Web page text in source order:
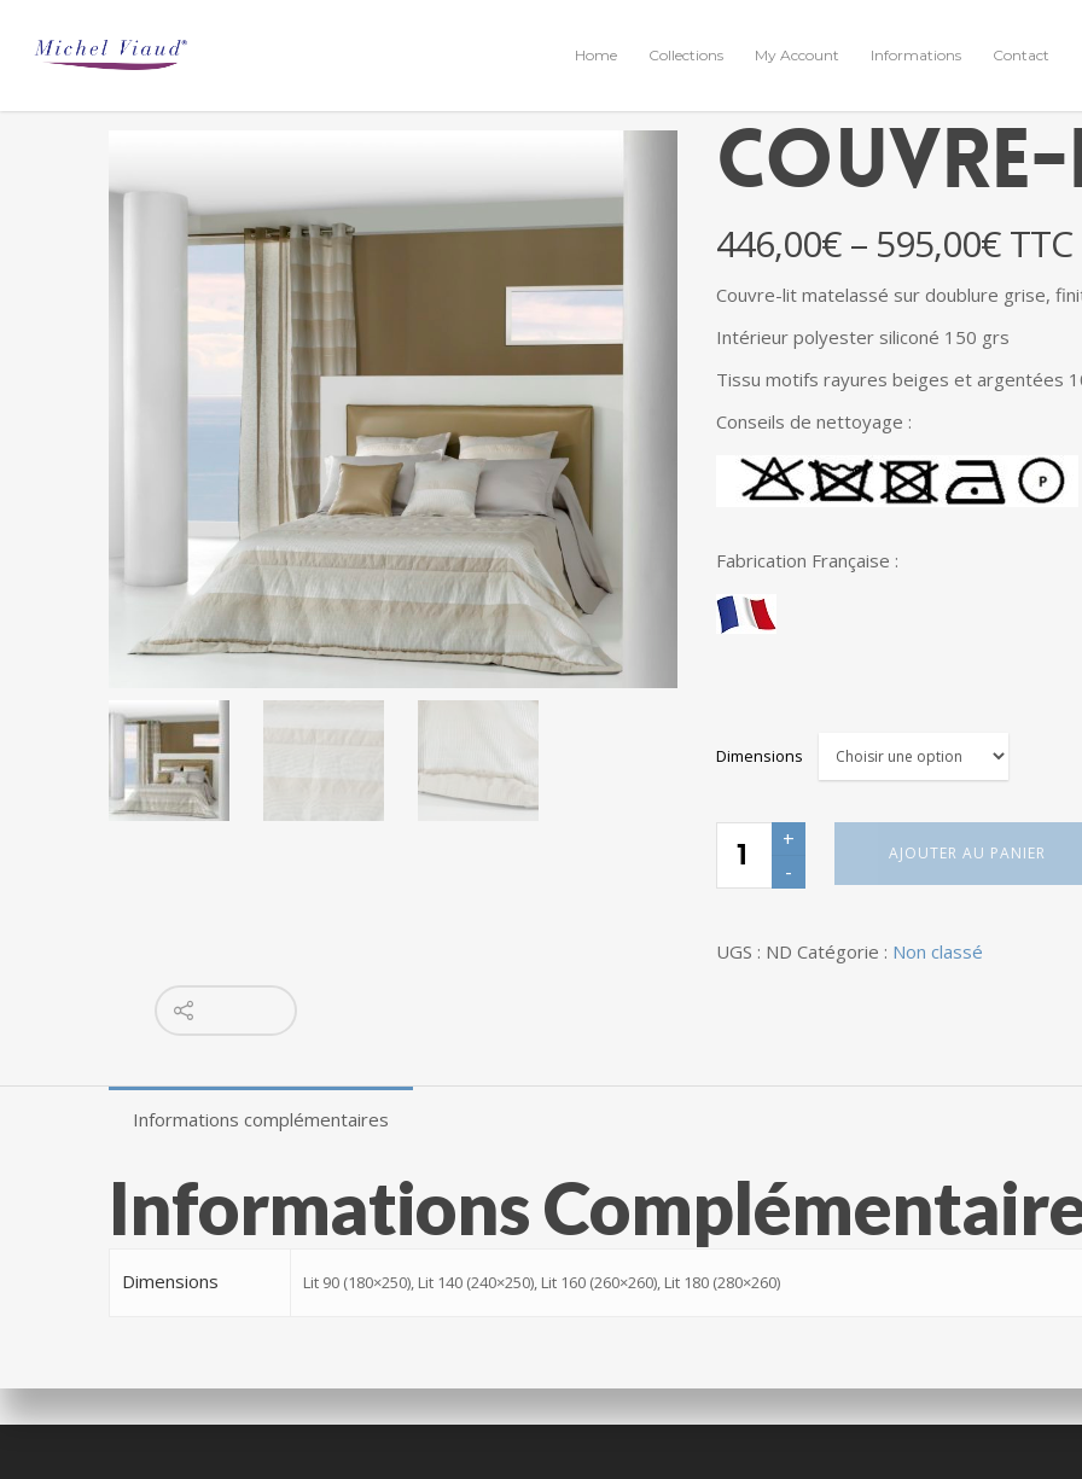
Home Collections My Account Informations Contact
446,00€– 595,00€ TTC
Couvre-lit matelassé sur doublure grise,
Intérieur polyester siliconé 150 grs
Tissu motifs rayures beiges et argentées
Conseils de nettoyage :
Fabrication Française :
Dimensions
Quantité
AJOUTER AU PANIER
UGS : ND Catégorie : Non classé
Informations complémentaires
Informations
Dimensions Lit 90 (180×250), Lit 140 (240×250), Lit 160 (260×260), Lit 180 (280×260)